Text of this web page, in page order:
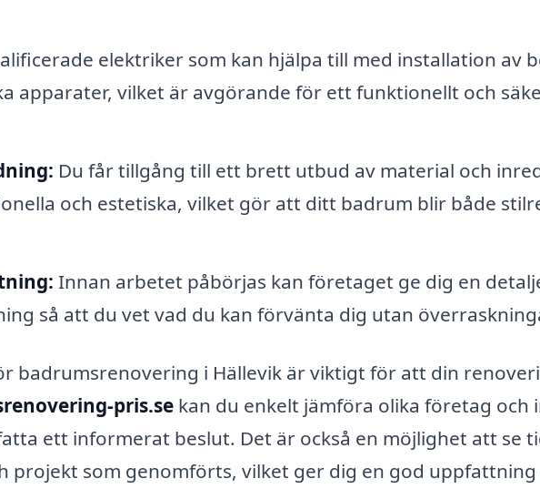
elektriker som kan hjälpa till med installation av
apparater, vilket är avgörande för ett funktionellt och
Du får tillgång till ett brett utbud av material och
och estetiska, vilket gör att ditt badrum blir både
Innan arbetet påbörjas kan företaget ge dig en
så att du vet vad du kan förvänta dig utan
badrumsrenovering i Hällevik är viktigt för att din
pris.se kan du enkelt jämföra olika företag och
ett informerat beslut. Det är också en möjlighet att se
projekt som genomförts, vilket ger dig en god uppfattning